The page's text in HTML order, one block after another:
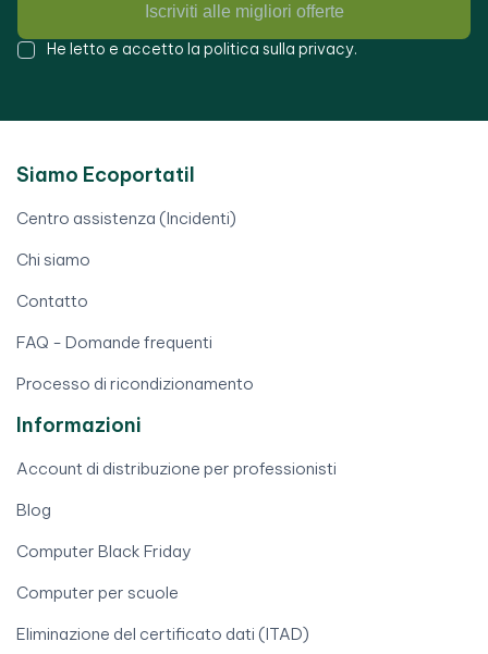
Iscriviti alle migliori offerte
He letto e accetto la politica sulla privacy.
Siamo Ecoportatil
Centro assistenza (Incidenti)
Chi siamo
Contatto
FAQ - Domande frequenti
Processo di ricondizionamento
Informazioni
Account di distribuzione per professionisti
Blog
Computer Black Friday
Computer per scuole
Eliminazione del certificato dati (ITAD)